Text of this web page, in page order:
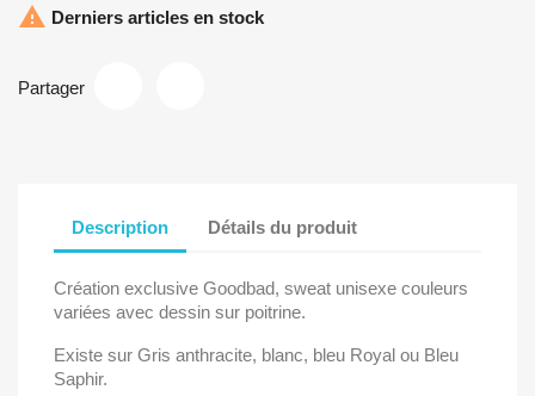
 Derniers articles en stock
Partager
Description Détails du produit
Création exclusive Goodbad, sweat unisexe couleurs
variées avec dessin sur poitrine.
Existe sur Gris anthracite, blanc, bleu Royal ou Bleu
Saphir.